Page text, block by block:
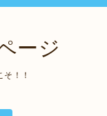
ージ
！！